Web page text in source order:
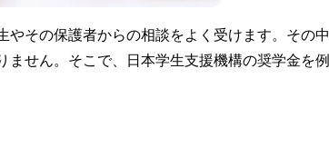
やその保護者からの相談をよく受けます。その中
せん。そこで、日本学生支援機構の奨学金を例